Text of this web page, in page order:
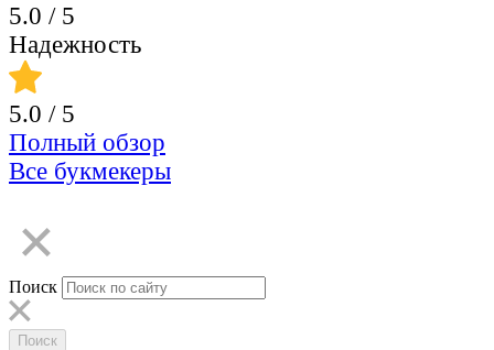
5.0 / 5
Надежность
5.0 / 5
Полный обзор
Все букмекеры
Поиск